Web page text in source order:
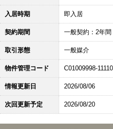
入居時期 即入居
契約期間 一般契約：2年間
取引形態 一般媒介
物件管理コード C01009998-
情報更新日 2026/08/06
次回更新予定 2026/08/20